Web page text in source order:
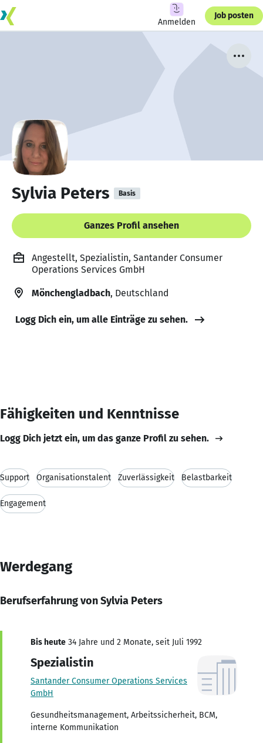
Anmelden
Job posten
Sylvia Peters Basis
Ganzes Profil ansehen
Angestellt, Spezialistin, Santander Consumer
Operations Services GmbH
Mönchengladbach, Deutschland
Logg Dich ein, um alle Einträge zu sehen.
Fähigkeiten und Kenntnisse
Logg Dich jetzt ein, um das ganze Profil zu sehen.
Support Organisationstalent Zuverlässigkeit Belastbarkeit
Engagement
Werdegang
Berufserfahrung von Sylvia Peters
Bis heute 34 Jahre und 2 Monate, seit Juli 1992
Spezialistin
Santander Consumer Operations Services
GmbH
Gesundheitsmanagement, Arbeitssicherheit, BCM,
interne Kommunikation